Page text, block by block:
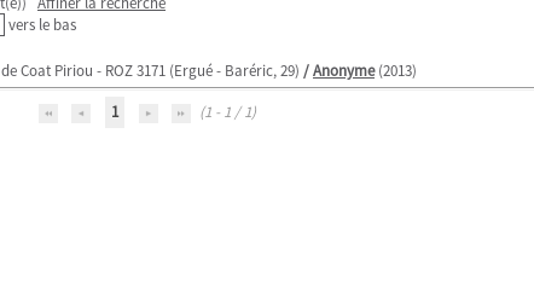
vers le bas
Coat Piriou - ROZ 3171 (Ergué - Baréric, 29) /Anonyme(2013)
1
(1 - 1 / 1)